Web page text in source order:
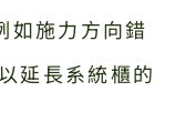
如施力方向錯
延長系統櫃的